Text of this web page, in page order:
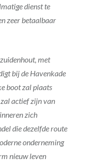
dienst te
zeer betaalbaar
met
bij de Havenkade
boot zal plaats
actief zijn van
zich
die dezelfde route
onderneming
nieuw leven